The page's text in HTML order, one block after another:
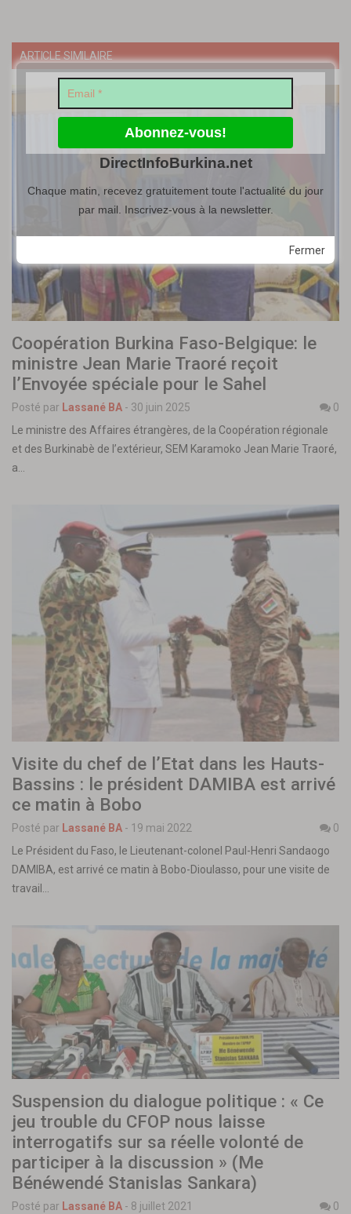
ARTICLE SIMILAIRE
Coopération Burkina Faso-Belgique: le
ministre Jean Marie Traoré reçoit
l’Envoyée spéciale pour le Sahel
Posté par Lassané BA - 30 juin 2025
0
Le ministre des Affaires étrangères, de la Coopération régionale
et des Burkinabè de l’extérieur, SEM Karamoko Jean Marie Traoré,
a…
Visite du chef de l’Etat dans les Hauts-
Bassins : le président DAMIBA est arrivé
ce matin à Bobo
Posté par Lassané BA - 19 mai 2022
0
Le Président du Faso, le Lieutenant-colonel Paul-Henri Sandaogo
DAMIBA, est arrivé ce matin à Bobo-Dioulasso, pour une visite de
travail…
Suspension du dialogue politique : « Ce
jeu trouble du CFOP nous laisse
interrogatifs sur sa réelle volonté de
participer à la discussion » (Me
Bénéwendé Stanislas Sankara)
Posté par Lassané BA - 8 juillet 2021
0
Fermer
DirectInfoBurkina.net
Chaque matin, recevez gratuitement toute l'actualité du jour
par mail. Inscrivez-vous à la newsletter.